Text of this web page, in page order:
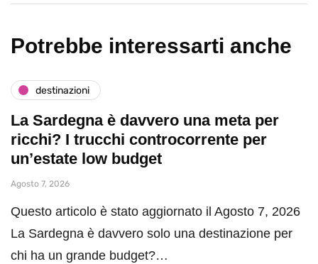
Potrebbe interessarti anche
destinazioni
La Sardegna è davvero una meta per
ricchi? I trucchi controcorrente per
un’estate low budget
Agosto 7, 2026
Questo articolo è stato aggiornato il Agosto 7, 2026
La Sardegna è davvero solo una destinazione per
chi ha un grande budget?…